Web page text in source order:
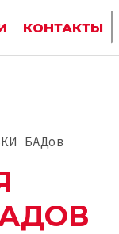
КОНТАКТЫ
БАДов